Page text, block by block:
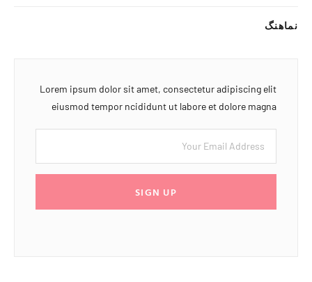
نماهنگ
Lorem ipsum dolor sit amet, consectetur adipiscing elit
eiusmod tempor ncididunt ut labore et dolore magna
SIGN UP